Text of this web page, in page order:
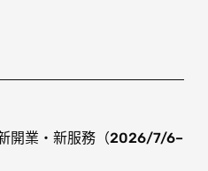
開業・新服務（2026/7/6–